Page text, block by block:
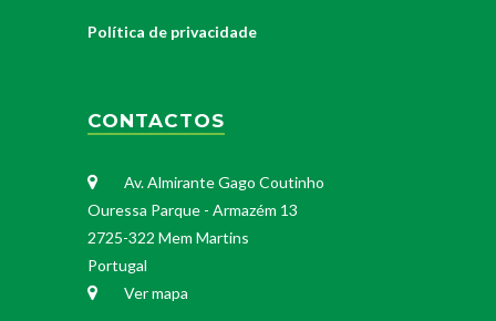
Política de privacidade
CONTACTOS
Av. Almirante Gago Coutinho
Ouressa Parque - Armazém 13
2725-322 Mem Martins
Portugal
Ver mapa